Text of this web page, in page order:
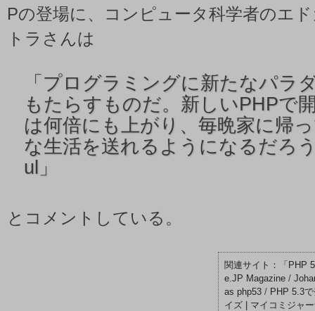
Pの登場に、コンピュータ科学者のエ
トラさんは
「 プログラミングに新たなパラ
もたらすものだ。新しいPHPで
は何倍にも上がり、毎晩家に帰
な生活を送れるようになるだろ
ul」
とコメントしている。
「PHP
e.JP Magazine /
as php53 / PHP 5.3
イズ | マイコミジャ